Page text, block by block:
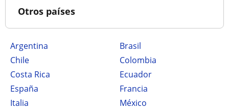
Otros países
Argentina
Brasil
Chile
Colombia
Costa Rica
Ecuador
España
Francia
Italia
México